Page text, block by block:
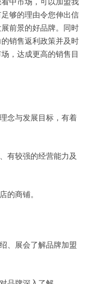
中市场，可以加盟我
够的理由令您伸出信
前景的好品牌。同时
销售返利政策并及时
，达成更高的销售目
念与发展目标，有着
有较强的经营能力及
的商铺。
、展会了解品牌加盟